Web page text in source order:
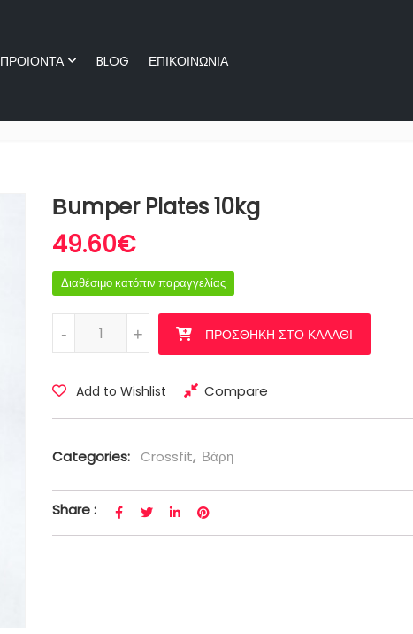
ΠΡΟΙΟΝΤΑ BLOG ΕΠΙΚΟΙΝΩΝΙΑ
Βumper Plates 10kg
49.60€
Διαθέσιμο κατόπιν παραγγελίας
Βumper Plates 10kg ποσότητα
+
- +
- ΠΡΟΣΘΉΚΗ ΣΤΟ ΚΑΛΆΘΙ
Add to Wishlist Compare
Categories: Crossfit, Βάρη
Share :